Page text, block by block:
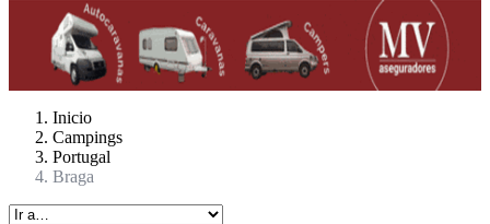
Inicio
Campings
Portugal
Braga